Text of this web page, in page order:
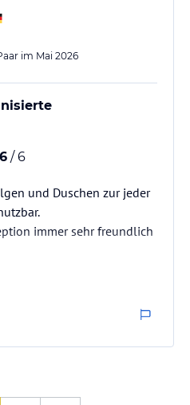
im Mai 2026
6 / 6
und Duschen zur jeder
immer sehr freundlich